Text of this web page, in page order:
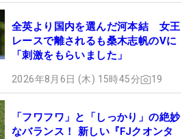
全英より国内を選んだ河本結 女王
レースで離されるも桑木志帆のVに
「刺激をもらいました」
2026年8月6日 (木) 15時45分 19
「フワフワ」と「しっかり」の絶妙
なバランス！ 新しい『FJクオンタ